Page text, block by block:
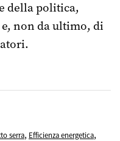
della politica,
non da ultimo, di
serra, Efficienza energetica,